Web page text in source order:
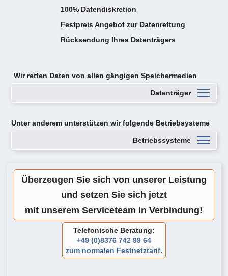
100% Datendiskretion
Festpreis Angebot zur Datenrettung
Rücksendung Ihres Datenträgers
Wir retten Daten vonallen gängigen Speichermedien
Datenträger
Unter anderem unterstützen wir folgende Betriebsysteme
Betriebssysteme
Überzeugen Sie sich von unserer Leistung
und setzen Sie sich jetzt
mit unserem Serviceteam in Verbindung!
Telefonische Beratung:
+49 (0)8376 742 99 64
zum normalen Festnetztarif.